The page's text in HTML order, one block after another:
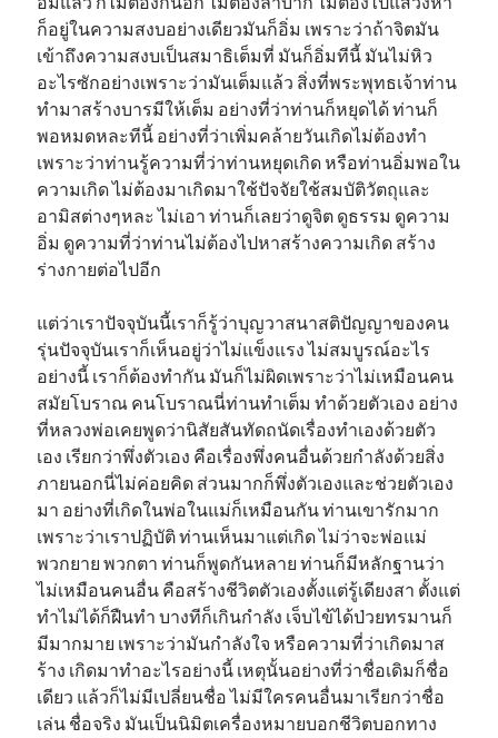
ก็อยู่ในความสงบอย่างเดียวมันก็อิ่ม เพราะว่าถ้าจิตมัน
เข้าถึงความสงบเป็นสมาธิเต็มที่ มันก็อิ่มทีนี้ มันไม่หิว
อะไรซักอย่างเพราะว่ามันเต็มแล้ว สิ่งที่พระพุทธเจ้าท่าน
ทำมาสร้างบารมีให้เต็ม อย่างที่ว่าท่านก็หยุดได้ ท่านก็
พอหมดหละทีนี้ อย่างที่ว่าเพิ่มคล้ายวันเกิดไม่ต้องทำ
เพราะว่าท่านรู้ความที่ว่าท่านหยุดเกิด หรือท่านอิ่มพอใน
ความเกิด ไม่ต้องมาเกิดมาใช้ปัจจัยใช้สมบัติวัตถุและ
อามิสต่างๆหละ ไม่เอา ท่านก็เลยว่าดูจิต ดูธรรม ดูความ
อิ่ม ดูความที่ว่าท่านไม่ต้องไปหาสร้างความเกิด สร้าง
ร่างกายต่อไปอีก
แต่ว่าเราปัจจุบันนี้เราก็รู้ว่าบุญวาสนาสติปัญญาของคน
รุ่นปัจจุบันเราก็เห็นอยู่ว่าไม่แข็งแรง ไม่สมบูรณ์อะไร
อย่างนี้ เราก็ต้องทำกัน มันก็ไม่ผิดเพราะว่าไม่เหมือนคน
สมัยโบราณ คนโบราณนี่ท่านทำเต็ม ทำด้วยตัวเอง อย่าง
ที่หลวงพ่อเคยพูดว่านิสัยสันทัดถนัดเรื่องทำเองด้วยตัว
เอง เรียกว่าพึ่งตัวเอง คือเรื่องพึ่งคนอื่นด้วยกำลังด้วยสิ่ง
ภายนอกนี่ไม่ค่อยคิด ส่วนมากก็พึ่งตัวเองและช่วยตัวเอง
มา อย่างที่เกิดในพ่อในแม่ก็เหมือนกัน ท่านเขารักมาก
เพราะว่าเราปฏิบัติ ท่านเห็นมาแต่เกิด ไม่ว่าจะพ่อแม่
พวกยาย พวกตา ท่านก็พูดกันหลาย ท่านก็มีหลักฐานว่า
ไม่เหมือนคนอื่น คือสร้างชีวิตตัวเองตั้งแต่รู้เดียงสา ตั้งแต่
ทำไม่ได้ก็ฝืนทำ บางทีก็เกินกำลัง เจ็บไข้ได้ป่วยทรมานก็
มีมากมาย เพราะว่ามันกำลังใจ หรือความที่ว่าเกิดมาส
ร้าง เกิดมาทำอะไรอย่างนี้ เหตุนั้นอย่างที่ว่าชื่อเดิมก็ชื่อ
เดียว แล้วก็ไม่มีเปลี่ยนชื่อ ไม่มีใครคนอื่นมาเรียกว่าชื่อ
เล่น ชื่อจริง มันเป็นนิมิตเครื่องหมายบอกชีวิตบอกทาง